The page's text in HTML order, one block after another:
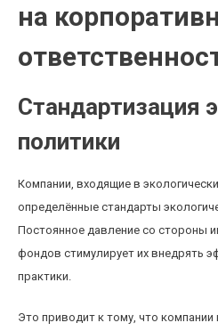
на
Стандартизация
политики
Компании, входящие в
определённые стандарты
Постоянное давление со стороны
фондов стимулирует их внедрять
практики.
Это приводит к тому, что